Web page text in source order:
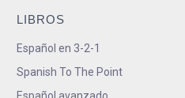
LIBROS
Español en 3-2-1
Spanish To The Point